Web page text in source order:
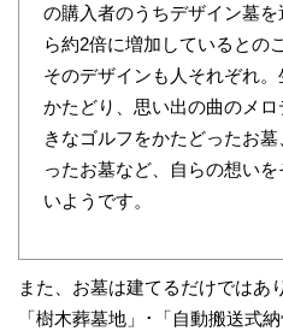
の購入者のうちデザイン墓
ら約2倍に増加しているとの
そのデザインも人それぞれ
かたどり、思い出の曲のメ
きなゴルフをかたどったお
ったお墓など、自らの想い
いようです。
また、お墓は建てるだけではあ
「樹木葬墓地」･「自動搬送式